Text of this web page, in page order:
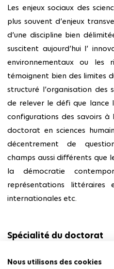
Nous utilisons des cookies
Les enjeux sociaux des
plus souvent d’enjeux
d’une discipline bien
suscitent aujourd’hui l’
environnementaux ou les
témoignent bien des limites
structuré l’organisation des
de relever le défi que lance
configurations des savoirs à
doctorat en sciences
décentrement de
champs aussi différents que
la démocratie
représentations
internationales etc.
Spécialité du doctorat
Laboratoire